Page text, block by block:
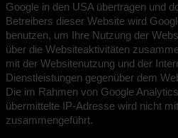
Google in den USA übertragen und
Betreibers dieser Website wird
benutzen, um Ihre Nutzung der
über die Websiteaktivitäten
mit der Websitenutzung und der
Dienstleistungen gegenüber dem
Die im Rahmen von Google
übermittelte IP-Adresse wird nicht
zusammengeführt.